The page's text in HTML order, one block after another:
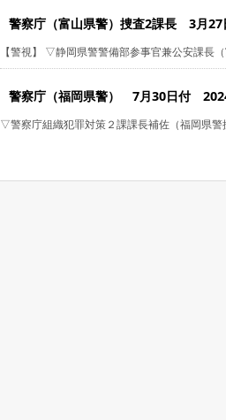
警察庁（富山県警）捜査2課長 3月
【警視】 ▽静岡県警警備部参事官兼公安課長
警察庁（福岡県警） 7月30日付
▽警察庁組織犯罪対策２課課長補佐（福岡県